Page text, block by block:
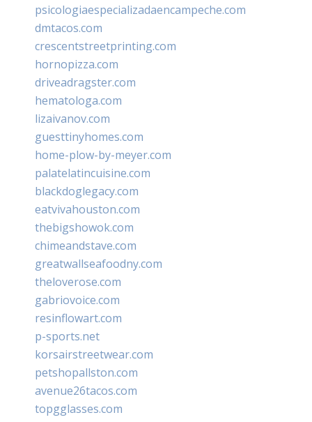
psicologiaespecializadaencampeche.com
dmtacos.com
crescentstreetprinting.com
hornopizza.com
driveadragster.com
hematologa.com
lizaivanov.com
guesttinyhomes.com
home-plow-by-meyer.com
palatelatincuisine.com
blackdoglegacy.com
eatvivahouston.com
thebigshowok.com
chimeandstave.com
greatwallseafoodny.com
theloverose.com
gabriovoice.com
resinflowart.com
p-sports.net
korsairstreetwear.com
petshopallston.com
avenue26tacos.com
topgglasses.com